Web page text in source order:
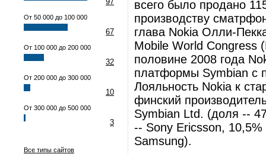
От 50 000 до 100 000
67
От 100 000 до 200 000
32
От 200 000 до 300 000
10
От 300 000 до 500 000
3
Все типы сайтов
всего было продано
производству
глава Nokia Олли-
Mobile World Congress
половине 2008 года
платформы Symbian с
Лояльность Nokia к
финский
Symbian Ltd. (доля --
-- Sony Ericsson,
Samsung).